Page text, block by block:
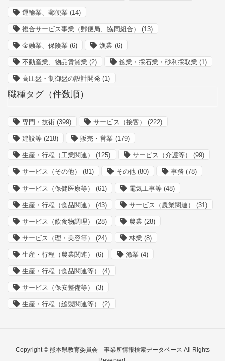
運輸業、郵便業 (14)
複合サービス事業（郵便局、協同組合） (13)
金融業、保険業 (6) 漁業 (6)
不動産業、物品賃貸業 (2) 鉱業・採石業・砂利採取業 (1)
高圧盤・制御盤の設計開発 (1)
職種タグ（件数順）
専門・技術 (399) サービス（接客） (222)
建設等 (218) 販売・営業 (179)
生産・行程（工業関連） (125) サービス（介護等） (99)
サービス（その他） (81) その他 (80) 事務 (78)
サービス（保健医療等） (61) 電気工事等 (48)
生産・行程（食品関連） (43) サービス（農業関連） (31)
サービス（飲食物調理） (28) 農業 (28)
サービス（理・美容等） (24) 林業 (8)
生産・行程（農業関連） (6) 漁業 (4)
生産・行程（食品関連等） (4)
サービス（保安整備等） (3)
生産・行程（縫製関連等） (2)
Copyright © 熊本県教育委員会 事業所情報検索データベース All Rights